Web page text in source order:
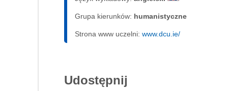
Grupa kierunków: humanistyczne
Strona www uczelni: www.dcu.ie/
Udostępnij